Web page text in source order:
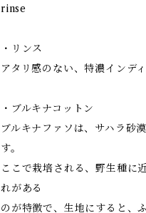
rinse
・リンス
アタリ感のない、特濃インデ
・ブルキナコットン
ブルキナファソは、サハラ砂
す。
ここで栽培される、野生種に
れがある
のが特徴で、生地にすると、